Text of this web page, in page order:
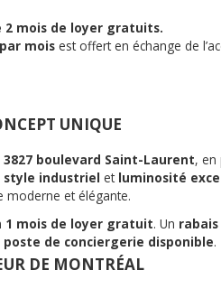
2 mois de loyer gratuits.
mois est offert en échange de
UNIQUE
3827 boulevard Saint-Laurent, en
style industriel et luminosité
moderne et élégante.
1 mois de loyer gratuit. Un
poste de conciergerie disponible.
DE MONTRÉAL